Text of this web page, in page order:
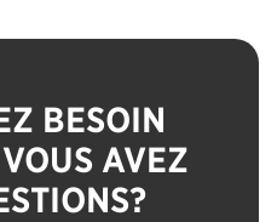
BESOIN
AVEZ